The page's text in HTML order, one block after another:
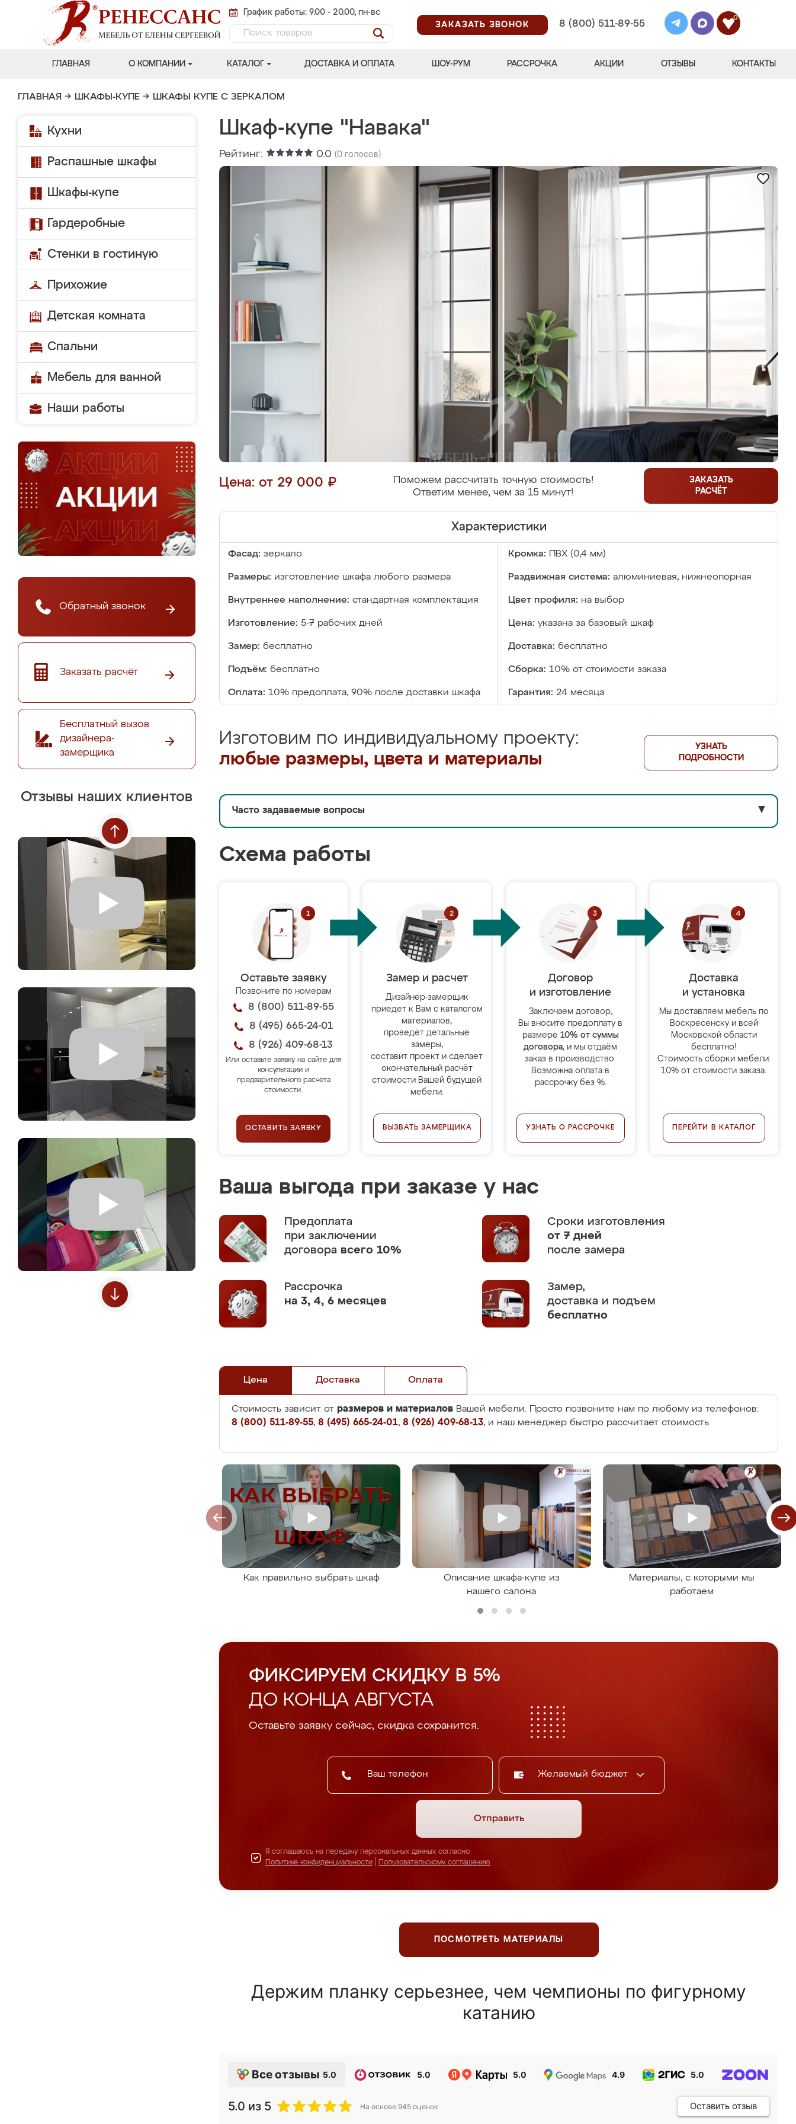
График работы: 9.00 - 20.00, пн-вс
ЗАКАЗАТЬ ЗВОНОК
8 (800) 511-89-55
0
ГЛАВНАЯ О КОМПАНИИ КАТАЛОГ ДОСТАВКА И ОПЛАТА ШОУ-РУМ РАССРОЧКА АКЦИИ ОТЗЫВЫ КОНТАКТЫ
ГЛАВНАЯ → ШКАФЫ-КУПЕ → ШКАФЫ КУПЕ С ЗЕРКАЛОМ
Кухни
Распашные шкафы
Шкафы-купе
Гардеробные
Стенки в гостиную
Прихожие
Детская комната
Спальни
Мебель для ванной
Наши работы
Обратный звонок
Заказать расчёт
Бесплатный вызов
дизайнера-
замерщика
Отзывы наших клиентов
Шкаф-купе "Навака"
Рейтинг: 0.0 (0 голосов)
Цена: от 29 000 ₽
Поможем рассчитать точную стоимость!
Ответим менее, чем за 15 минут!
ЗАКАЗАТЬ
РАСЧЁТ
Характеристики
Фасад: зеркало Кромка: ПВХ (0,4 мм)
Размеры: изготовление шкафа любого размера Раздвижная система: алюминиевая, нижнеопорная
Внутреннее наполнение: стандартная комплектация Цвет профиля: на выбор
Изготовление: 5-7 рабочих дней Цена: указана за базовый шкаф
Замер: бесплатно Доставка: бесплатно
Подъём: бесплатно Сборка: 10% от стоимости заказа
Оплата: 10% предоплата, 90% после доставки шкафа Гарантия: 24 месяца
Изготовим по индивидуальному проекту:
любые размеры, цвета и материалы
УЗНАТЬ
ПОДРОБНОСТИ
Часто задаваемые вопросы ▼
Схема работы
Оставьте заявку
Позвоните по номерам
8 (800) 511-89-55
8 (495) 665-24-01
8 (926) 409-68-13
Или оставьте заявку на сайте для
консультации и
предварительного расчёта
стоимости.
ОСТАВИТЬ ЗАЯВКУ
Замер и расчет
Дизайнер-замерщик
приедет к Вам с каталогом
материалов,
проведёт детальные
замеры,
составит проект и сделает
окончательный расчёт
стоимости Вашей будущей
мебели.
ВЫЗВАТЬ ЗАМЕРЩИКА
Договор
и изготовление
Заключаем договор,
Вы вносите предоплату в
размере 10% от суммы
договора, и мы отдаём
заказ в производство.
Возможна оплата в
рассрочку без %.
УЗНАТЬ О РАССРОЧКЕ
Доставка
и установка
Мы доставляем мебель по
Воскресенску и всей
Московской области
бесплатно!
Стоимость сборки мебели:
10% от стоимости заказа.
ПЕРЕЙТИ В КАТАЛОГ
Ваша выгода при заказе у нас
Предоплата
при заключении
договора всего 10%
Сроки изготовления
от 7 дней
после замера
Рассрочка
на 3, 4, 6 месяцев
Замер,
доставка и подъем
бесплатно
Цена Доставка Оплата
Стоимость зависит от размеров и материалов Вашей мебели. Просто позвоните нам по любому из телефонов:
8 (800) 511-89-55, 8 (495) 665-24-01, 8 (926) 409-68-13, и наш менеджер быстро рассчитает стоимость.
Как правильно выбрать шкаф
Описание шкафа-купе из
нашего салона
Материалы, с которыми мы
работаем
ФИКСИРУЕМ СКИДКУ В 5%
ДО КОНЦА АВГУСТА
Оставьте заявку сейчас, скидка сохранится.
Желаемый бюджет
Отправить
Я соглашаюсь на передачу персональных данных согласно
Политике конфиденциальности
Пользовательскому соглашению
ПОСМОТРЕТЬ МАТЕРИАЛЫ
Держим планку серьезнее, чем чемпионы по фигурному
катанию
Все отзывы 5.0 5.0 5.0 4.9 5.0
5.0 из 5 На основе 945 оценок Оставить отзыв